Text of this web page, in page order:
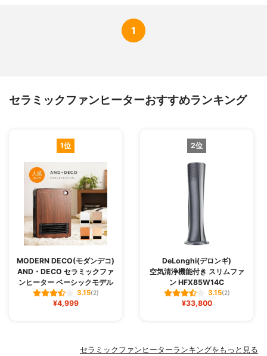
1
セラミックファンヒーターおすすめランキング
1位
MODERN DECO(モダンデコ)
AND・DECO セラミックファ
ンヒーター ベーシックモデル
3.15(2)
¥4,999
2位
DeLonghi(デロンギ)
空気清浄機能付き スリムファ
ン HFX85W14C
3.15(2)
¥33,800
セラミックファンヒーターランキングをもっと見る